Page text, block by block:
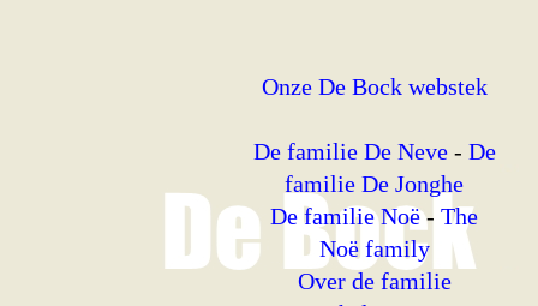
Onze De Bock webstek
De familie De Neve- De
familie De Jonghe
De familie Noë-The
Noë family
Over de familie